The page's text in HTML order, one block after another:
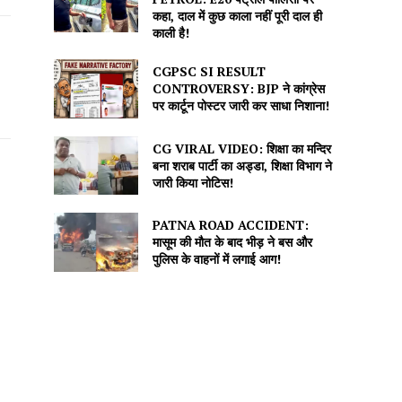
कहा, दाल में कुछ काला नहीं पूरी दाल ही
काली है!
CGPSC SI RESULT
CONTROVERSY: BJP ने कांग्रेस
पर कार्टून पोस्टर जारी कर साधा निशाना!
CG VIRAL VIDEO: शिक्षा का मन्दिर
बना शराब पार्टी का अड्डा, शिक्षा विभाग ने
जारी किया नोटिस!
PATNA ROAD ACCIDENT:
मासूम की मौत के बाद भीड़ ने बस और
पुलिस के वाहनों में लगाई आग!